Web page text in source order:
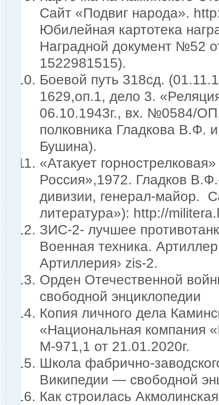
Сайт «Подвиг народа».
Юбилейная картотека
Наградной документ №52
1522981515).
Боевой путь 318сд.
1629,оп.1, дело 3.
06.10.1943г., вх. №0584/
полковника Гладкова В.Ф.
Бушина).
«Атакует
Россия»,1972. Гладков
дивизии, генерал-майор.
литература»): http://
ЗИС-2- лучшее
Военная техника.
Артиллерия› zis-2.
Орден Отечественной
свободной
Копия личного дела
«Национальная компания
М-971,1 от 21.01.2020г.
Школа фабрично-
Википедии — свободной
Как строилась